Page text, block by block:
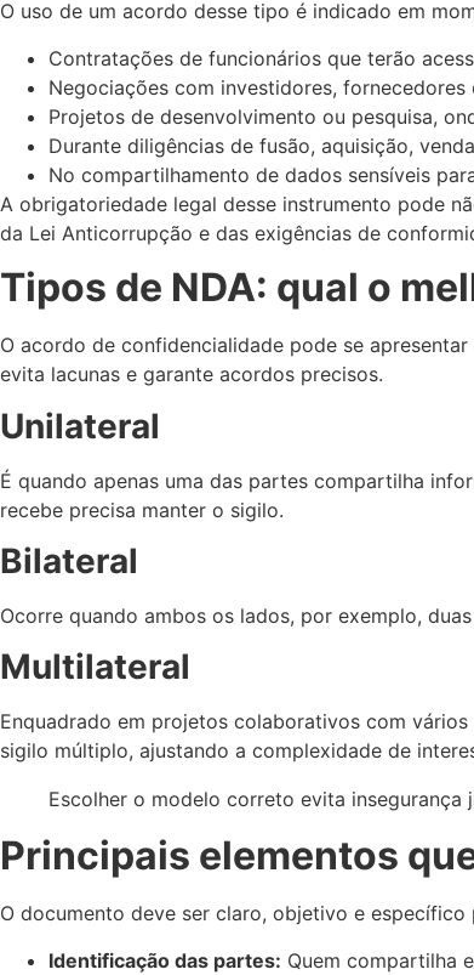
O uso de um acordo desse tipo é indicado em
Contratações de funcionários que terão
Negociações com investidores,
Projetos de desenvolvimento ou pesquisa,
Durante diligências de fusão, aquisição,
No compartilhamento de dados sensíveis
A obrigatoriedade legal desse instrumento pode
da Lei Anticorrupção e das exigências de
Tipos de NDA: qual o
O acordo de confidencialidade pode se
evita lacunas e garante acordos precisos.
Unilateral
É quando apenas uma das partes compartilha
recebe precisa manter o sigilo.
Bilateral
Ocorre quando ambos os lados, por exemplo,
Multilateral
Enquadrado em projetos colaborativos com
sigilo múltiplo, ajustando a complexidade de
Escolher o modelo correto evita
Principais elementos
O documento deve ser claro, objetivo e
Identificação das partes: Quem compartilha